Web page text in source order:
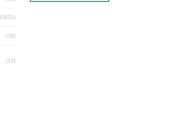
(3521)
(39)
(13)